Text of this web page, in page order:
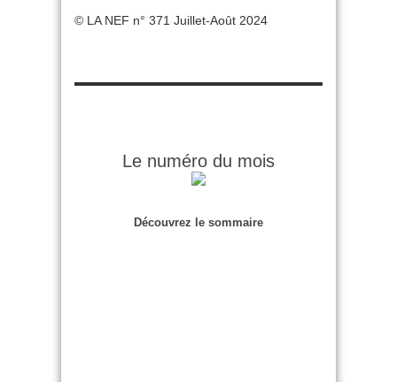
© LA NEF n° 371 Juillet-Août 2024
Le numéro du mois
Découvrez le sommaire